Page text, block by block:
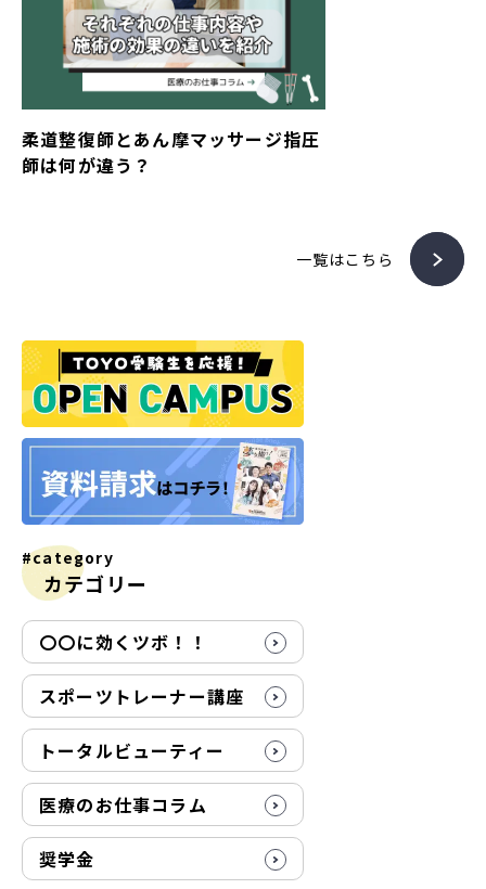
柔道整復師とあん摩マッサージ指圧
師は何が違う？
一覧はこちら
#category
カテゴリー
〇〇に効くツボ！！
スポーツトレーナー講座
トータルビューティー
医療のお仕事コラム
奨学金